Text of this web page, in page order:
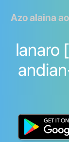
Azo alaina
Ianaro